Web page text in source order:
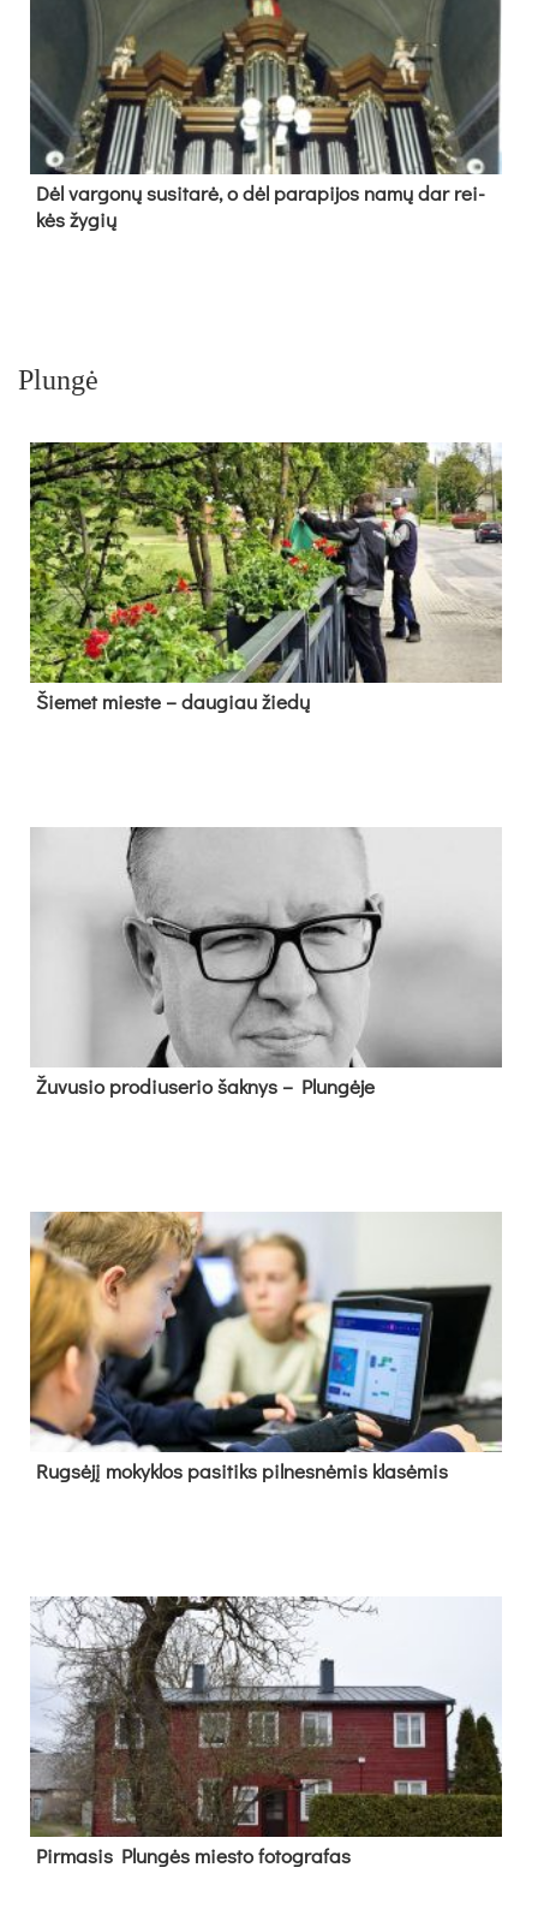
Dėl var­go­nų su­si­ta­rė, o dėl pa­ra­pi­jos na­mų dar rei­
kės žy­gių
Plungė
Šie­met mies­te – dau­giau žie­dų
Žu­vu­sio pro­diu­se­rio šak­nys – Plun­gė­je
Rug­sė­jį mo­kyk­los pa­si­tiks pil­nes­nė­mis kla­sė­mis
Pir­ma­sis Plun­gės mies­to fo­tog­ra­fas